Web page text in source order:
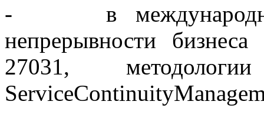
- в международных
непрерывности
27031,